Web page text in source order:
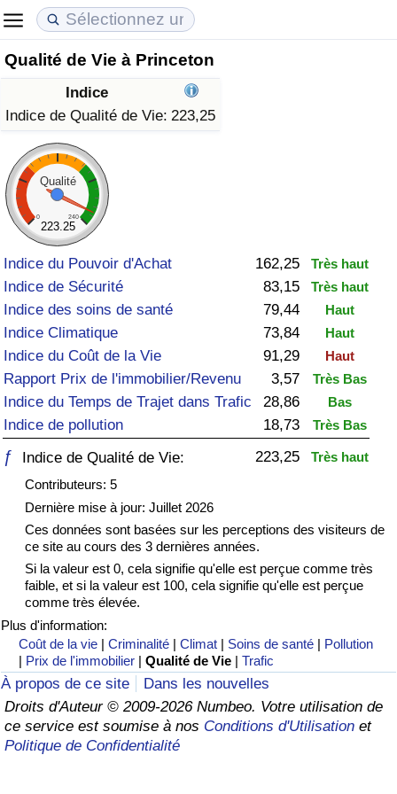
Qualité de Vie à Princeton
Indice
Indice de Qualité de Vie: 223,25
Qualité
0 240
223.25
Indice du Pouvoir d'Achat 162,25 Très haut
Indice de Sécurité 83,15 Très haut
Indice des soins de santé 79,44 Haut
Indice Climatique 73,84 Haut
Indice du Coût de la Vie 91,29 Haut
Rapport Prix de l'immobilier/Revenu 3,57 Très Bas
Indice du Temps de Trajet dans Trafic 28,86 Bas
Indice de pollution 18,73 Très Bas
ƒ Indice de Qualité de Vie: 223,25
Très haut
Contributeurs: 5
Dernière mise à jour: Juillet 2026
Ces données sont basées sur les perceptions des visiteurs de
ce site au cours des 3 dernières années.
Si la valeur est 0, cela signifie qu'elle est perçue comme très
faible, et si la valeur est 100, cela signifie qu'elle est perçue
comme très élevée.
Plus d'information:
Coût de la vie |Criminalité |Climat | Soins de santé | Pollution
| Prix de l'immobilier |Qualité de Vie |Trafic
À propos de ce site
Dans les nouvelles
Droits d'Auteur © 2009-2026 Numbeo. Votre utilisation de
ce service est soumise à nos Conditions d'Utilisation et
Politique de Confidentialité
Coût de la vie
Indice du Coût de la Vie (Actuel)
Indice du Coût de la Vie
Indice du coût de la vie par pays
à Akaba
Prix de l'immobilier
Indice des Prix de l'immobilier (Actuel)
Indice des Prix de l'immobilier
Indice des Prix de l'immobilier par Pays
Qualité de Vie
Indice de Qualité de Vie
Indice de Qualité de Vie (Actuel)
Indice de qualité de vie par pays
Criminalité
Indice de Criminalité (Actuel)
Indice de Criminalité
Indice de criminalité par pays
Soins de santé
Indice des soins de santé
Indice des soins de santé par Pays
Pollution
Indice de Pollution (Actuel)
Indice de pollution
Indice de Pollution par Pays